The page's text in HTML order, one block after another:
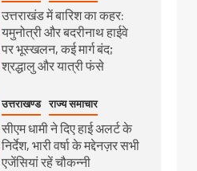
उत्तराखंड में बारिश का कहर:
यमुनोत्री और बदरीनाथ हाईवे
पर भूस्खलन, कई मार्ग बंद;
श्रद्धालु और यात्री फंसे
उत्तराखण्ड राज्य समाचार
सीएम धामी ने दिए हाई अलर्ट के
निर्देश, भारी वर्षा के मद्देनज़र सभी
एजेंसियां रहें चौकन्नी